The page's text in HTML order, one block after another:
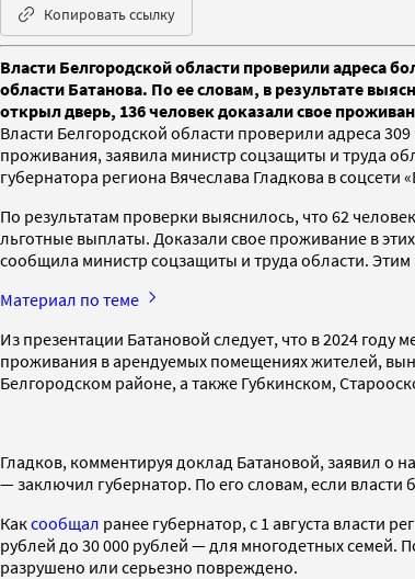
Копировать ссылку
Власти Белгородской области проверили адреса
области Батанова. По ее словам, в результате
открыл дверь, 136 человек доказали свое
Власти Белгородской области проверили адреса
проживания, заявила министр соцзащиты и труда
губернатора региона Вячеслава Гладкова в соцсети
По результатам проверки выяснилось, что 62
льготные выплаты. Доказали свое проживание в
сообщила министр соцзащиты и труда области.
Материал по теме
Из презентации Батановой следует, что в 2024
проживания в арендуемых помещениях жителей,
Белгородском районе, а также Губкинском,
Гладков, комментируя доклад Батановой, заявил о
— заключил губернатор. По его словам, если власти
Каксообщал ранее губернатор, с 1 августа власти
рублей до 30 000 рублей — для многодетных семей.
разрушено или серьезно повреждено.